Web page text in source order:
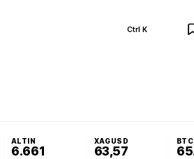
Ctrl K
ALTIN
6.661
XAGUSD
63,57
BTC